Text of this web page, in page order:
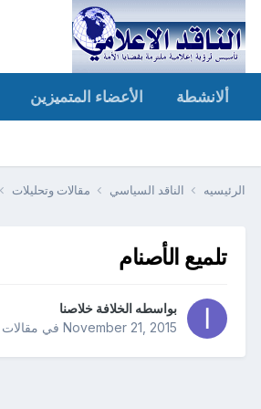
ألانشطة الأعضاء المتميزين
الرئيسيه الناقد السياسي مقالات وتحليلات
تلميع الأصنام
بواسطه الخلافة خلاصنا
November 21, 2015 في